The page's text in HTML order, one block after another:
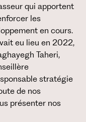
qui apportent
les
en cours.
eu lieu en 2022,
Taheri,
stratégie
de nos
présenter nos